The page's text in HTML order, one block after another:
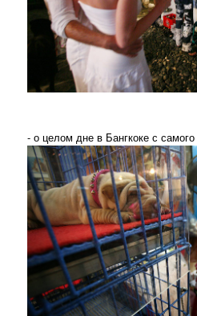
- о целом дне в Бангкоке с